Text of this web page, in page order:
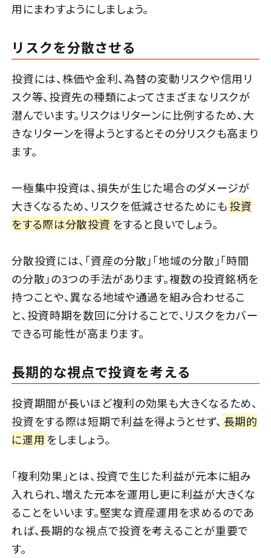
用にまわすようにしましょう。
リスクを分散させる
投資には、株価や金利、為替の変動リスクや信用リ
スク等、投資先の種類によってさまざまなリスクが
潜んでいます。リスクはリターンに比例するため、大
きなリターンを得ようとするとその分リスクも高まり
ます。
一極集中投資は、損失が生じた場合のダメージが
大きくなるため、リスクを低減させるためにも投資
をする際は分散投資 をすると良いでしょう。
分散投資には、「資産の分散」「地域の分散」「時間
の分散」の3つの手法があります。複数の投資銘柄を
持つことや、異なる地域や通過を組み合わせるこ
と、投資時期を数回に分けることで、リスクをカバー
できる可能性が高まります。
長期的な視点で投資を考える
投資期間が長いほど複利の効果も大きくなるため、
投資をする際は短期で利益を得ようとせず、 長期的
に運用 をしましょう。
「複利効果」とは、投資で生じた利益が元本に組み
入れられ、増えた元本を運用し更に利益が大きくな
ることをいいます。堅実な資産運用を求めるのであ
れば、長期的な視点で投資を考えることが重要で
す。